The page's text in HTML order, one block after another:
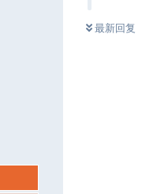
最新回复